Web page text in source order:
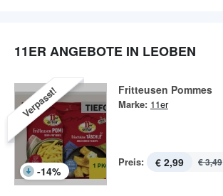
11ER ANGEBOTE IN LEOBEN
Verpasst!
-14%
Fritteusen Pommes
Marke: 11er
Preis: € 2,99 € 3,49